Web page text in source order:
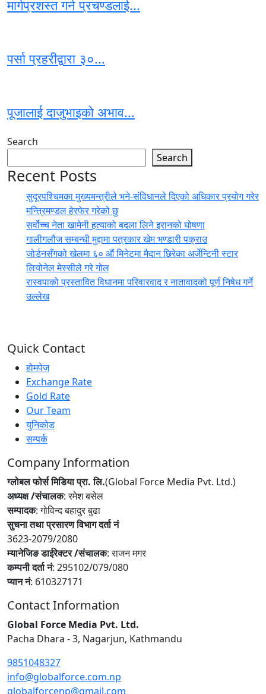
मार्गप्रशस्त गर्न प्रचण्डलाई...
पर्सा प्रहरीद्वारा ३०...
पूजालाई दाजुभाइको अभाव...
Search
Search
Recent Posts
सुदूरपश्चिमका मुख्यमन्त्रीले भने-संविधानले दिएको अधिकार प्रयोग गरेर
मन्त्रिमण्डल हेरफेर गरेको छु
सर्वोच्च नेता खामेनी हत्याको बदला लिने इरानको घोषणा
गालीगलौज सम्बन्धी मुद्दामा पत्रकार खेम भण्डारी पक्राउ
जोर्डनसँगको खेलमा ६० औं मिनेटमा मैदान छिरेका अर्जेन्टिनी स्टार
लियोनेल मेस्सीले गरे गोल
रास्वपाको प्रस्तावित विधानमा परिवारवाद र नातावादको पूर्ण निषेध गर्ने
उल्लेख
Quick Contact
होमपेज
Exchange Rate
Gold Rate
Our Team
युनिकोड
सम्पर्क
Company Information
ग्लोबल फोर्स मिडिया प्रा. लि.(Global Force Media Pvt. Ltd.)
अध्यक्ष /संचालक: रमेश बसेल
सम्पादक: गोविन्द बहादुर बुढा
सुचना तथा प्रसारण विभाग दर्ता नं
3623-2079/2080
म्यानेजिङ डाईरेक्टर /संचालक: राजन मगर
कम्पनी दर्ता नं: 295102/079/080
प्यान नं: 610327171
Contact Information
Global Force Media Pvt. Ltd.
Pacha Dhara - 3, Nagarjun, Kathmandu
9851048327
info@globalforce.com.np
globalforcenp@gmail.com